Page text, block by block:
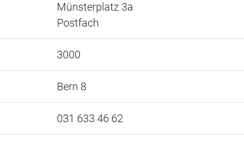
Münsterplatz 3a
Postfach
3000
Bern 8
031 633 46 62